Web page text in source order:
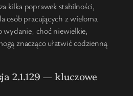
kilka poprawek stabilności,
osób pracujących z wieloma
wydanie, choć niewielkie,
znacząco ułatwić codzienną
2.1.129 — kluczowe